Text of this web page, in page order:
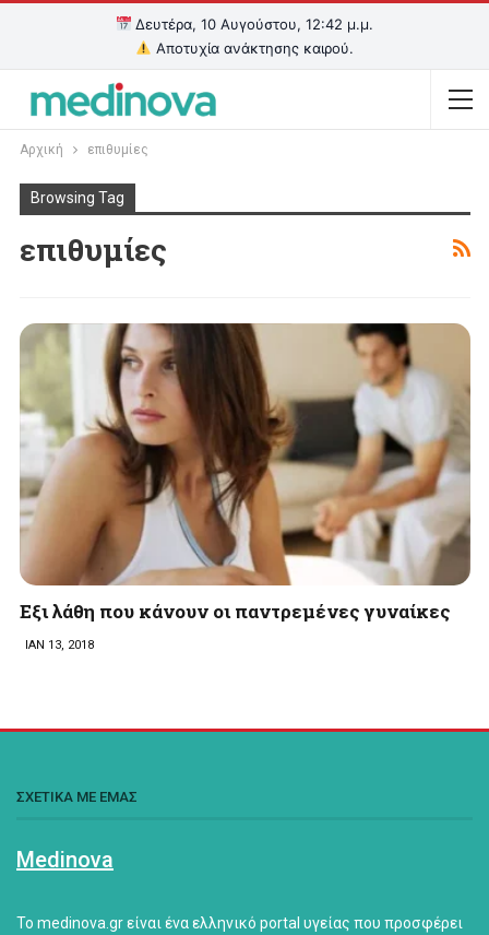
Δευτέρα, 10 Αυγούστου, 12:42 μ.μ.
Αποτυχία ανάκτησης καιρού.
Αρχική επιθυμίες
Browsing Tag
επιθυμίες
Εξι λάθη που κάνουν οι παντρεμένες γυναίκες
ΙΑΝ 13, 2018
ΣΧΕΤΙΚΑ ΜΕ ΕΜΑΣ
Medinova
Το medinova.gr είναι ένα ελληνικό portal υγείας που προσφέρει